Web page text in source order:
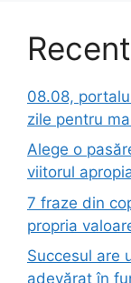
08.08,
zile pentru
Alege o
viitorul
7 fraze din
propria
Succesul are
adevărat în